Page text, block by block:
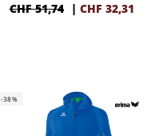
CHF 51,74 | CHF 32,31
-38%